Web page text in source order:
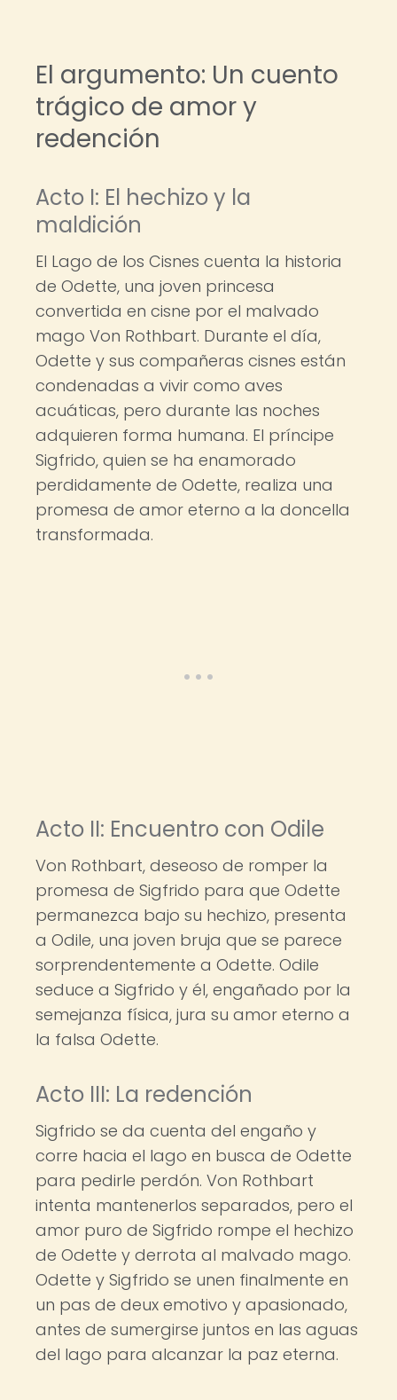
El argumento: Un cuento
trágico de amor y
redención
Acto I: El hechizo y la
maldición
El Lago de los Cisnes cuenta la historia
de Odette, una joven princesa
convertida en cisne por el malvado
mago Von Rothbart. Durante el día,
Odette y sus compañeras cisnes están
condenadas a vivir como aves
acuáticas, pero durante las noches
adquieren forma humana. El príncipe
Sigfrido, quien se ha enamorado
perdidamente de Odette, realiza una
promesa de amor eterno a la doncella
transformada.
Acto II: Encuentro con Odile
Von Rothbart, deseoso de romper la
promesa de Sigfrido para que Odette
permanezca bajo su hechizo, presenta
a Odile, una joven bruja que se parece
sorprendentemente a Odette. Odile
seduce a Sigfrido y él, engañado por la
semejanza física, jura su amor eterno a
la falsa Odette.
Acto III: La redención
Sigfrido se da cuenta del engaño y
corre hacia el lago en busca de Odette
para pedirle perdón. Von Rothbart
intenta mantenerlos separados, pero el
amor puro de Sigfrido rompe el hechizo
de Odette y derrota al malvado mago.
Odette y Sigfrido se unen finalmente en
un pas de deux emotivo y apasionado,
antes de sumergirse juntos en las aguas
del lago para alcanzar la paz eterna.